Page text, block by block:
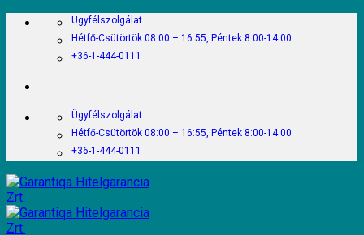
Skip
Ügyfélszolgálat
Hétfő-Csütörtök 08:00 – 16:55, Péntek 8:00-14:00
+36-1-444-0111
Ügyfélszolgálat
Hétfő-Csütörtök 08:00 – 16:55, Péntek 8:00-14:00
+36-1-444-0111